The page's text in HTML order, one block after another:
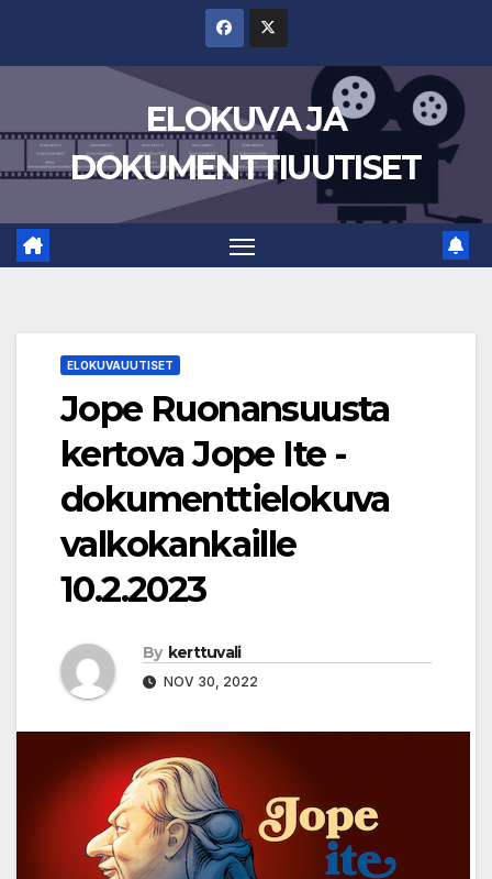
ELOKUVA JA
DOKUMENTTIUUTISET
ELOKUVAUUTISET
Jope Ruonansuusta
kertova Jope Ite -
dokumenttielokuva
valkokankaille
10.2.2023
By kerttuvali
NOV 30, 2022